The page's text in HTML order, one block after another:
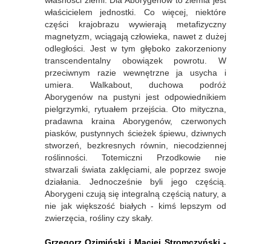
właścicielem jednostki. Co więcej, niektóre
części krajobrazu wywierają metafizyczny
magnetyzm, wciągają człowieka, nawet z dużej
odległości. Jest w tym głęboko zakorzeniony
transcendentalny obowiązek powrotu. W
przeciwnym razie wewnętrzne ja usycha i
umiera. Walkabout, duchowa podróż
Aborygenów na pustyni jest odpowiednikiem
pielgrzymki, rytuałem przejścia. Oto mityczna,
pradawna kraina Aborygenów, czerwonych
piasków, pustynnych ścieżek śpiewu, dziwnych
stworzeń, bezkresnych równin, niecodziennej
roślinności. Totemiczni Przodkowie nie
stwarzali świata zaklęciami, ale poprzez swoje
działania. Jednocześnie byli jego częścią.
Aborygeni czują się integralną częścią natury, a
nie jak większość białych - kimś lepszym od
zwierzęcia, rośliny czy skały.
Grzegorz Ozimiński i Maciej Stromczyński -